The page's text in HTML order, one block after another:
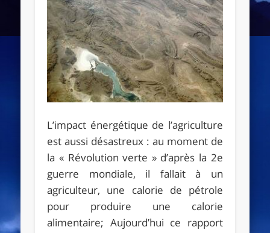
L’impact énergétique de l’agriculture
est aussi désastreux : au moment de
la « Révolution verte » d’après la 2e
guerre mondiale, il fallait à un
agriculteur, une calorie de pétrole
pour produire une calorie
alimentaire; Aujourd’hui ce rapport